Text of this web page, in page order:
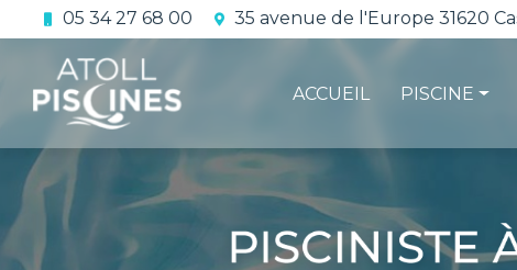
au
contenu
principal
05 34 27 68 00 35 avenue de l'Europe 31620
ACCUEIL PISCINE
L'étanchéité
La